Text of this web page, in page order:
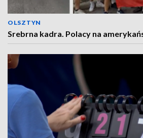
OLSZTYN
Srebrna kadra. Polacy na